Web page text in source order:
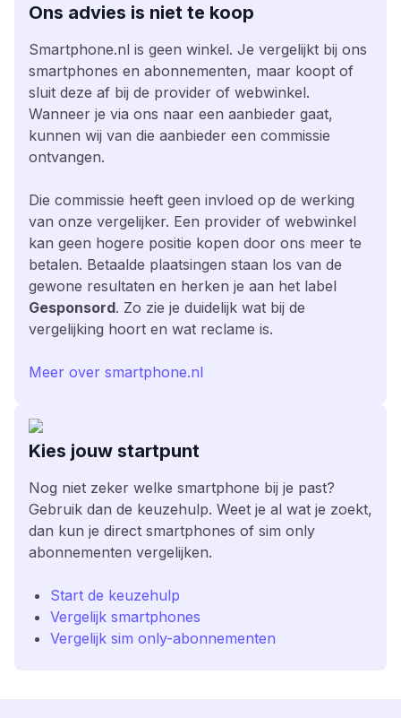
Ons advies is niet te koop
Smartphone.nl is geen winkel. Je vergelijkt bij ons
smartphones en abonnementen, maar koopt of
sluit deze af bij de provider of webwinkel.
Wanneer je via ons naar een aanbieder gaat,
kunnen wij van die aanbieder een commissie
ontvangen.
Die commissie heeft geen invloed op de werking
van onze vergelijker. Een provider of webwinkel
kan geen hogere positie kopen door ons meer te
betalen. Betaalde plaatsingen staan los van de
gewone resultaten en herken je aan het label
Gesponsord. Zo zie je duidelijk wat bij de
vergelijking hoort en wat reclame is.
Meer over smartphone.nl
Kies jouw startpunt
Nog niet zeker welke smartphone bij je past?
Gebruik dan de keuzehulp. Weet je al wat je zoekt,
dan kun je direct smartphones of sim only
abonnementen vergelijken.
Start de keuzehulp
Vergelijk smartphones
Vergelijk sim only-abonnementen